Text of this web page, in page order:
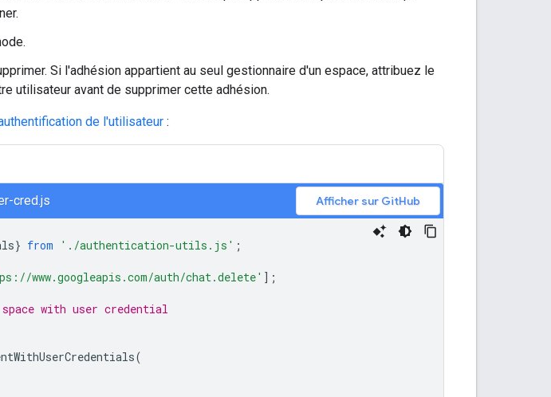
Si l'adhésion appartient au seul gestionnaire d'un espace, attribuez le
utilisateur avant de supprimer cette adhésion.
de l'utilisateur :
cred.js Afficher sur GitHub
} from './authentication-utils.js' ;
www.googleapis.com/auth/chat.delete' ];
with user credential
(